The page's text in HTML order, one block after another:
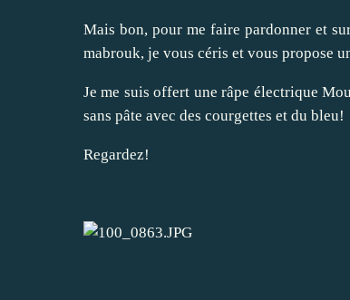
Mais bon, pour me faire pardonner et
mabrouk, je vous céris et vous propose
Je me suis offert une râpe électrique
sans pâte avec des courgettes et du bleu!
Regardez!